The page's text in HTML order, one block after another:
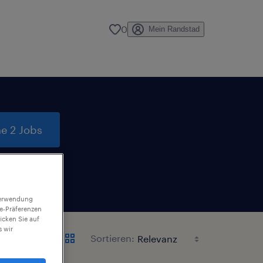
0 Mein Randstad
2 Jobs
Sortieren:
Präferenzen
Sie auf
wir